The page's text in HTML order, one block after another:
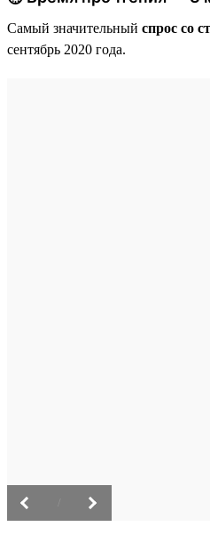
Самый значительный спрос со
сентябрь 2020 года.